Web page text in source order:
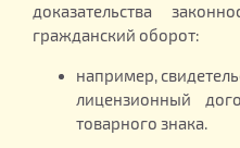
доказательства
гражданский оборот:
например,
лицензионный
товарного знака.